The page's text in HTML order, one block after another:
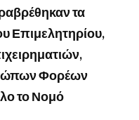
τα
Επιμελητηρίου,
Φορέων
το Νομό